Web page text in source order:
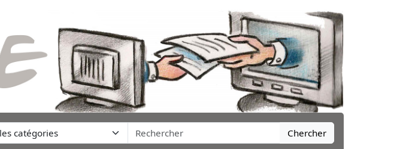
Chercher